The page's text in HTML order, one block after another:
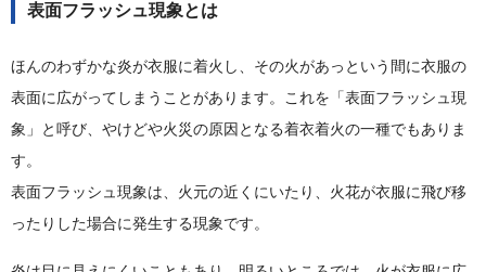
表面フラッシュ現象とは
ほんのわずかな炎が衣服に着火し、その火があっという間に衣服の
表面に広がってしまうことがあります。これを「表面フラッシュ現
象」と呼び、やけどや火災の原因となる着衣着火の一種でもありま
す。
表面フラッシュ現象は、火元の近くにいたり、火花が衣服に飛び移
ったりした場合に発生する現象です。